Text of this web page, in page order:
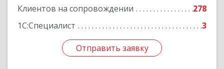
Клиентов на сопровождении
278
1С:Специалист
3
Отправить заявку
Подробнее
Отправить заявку